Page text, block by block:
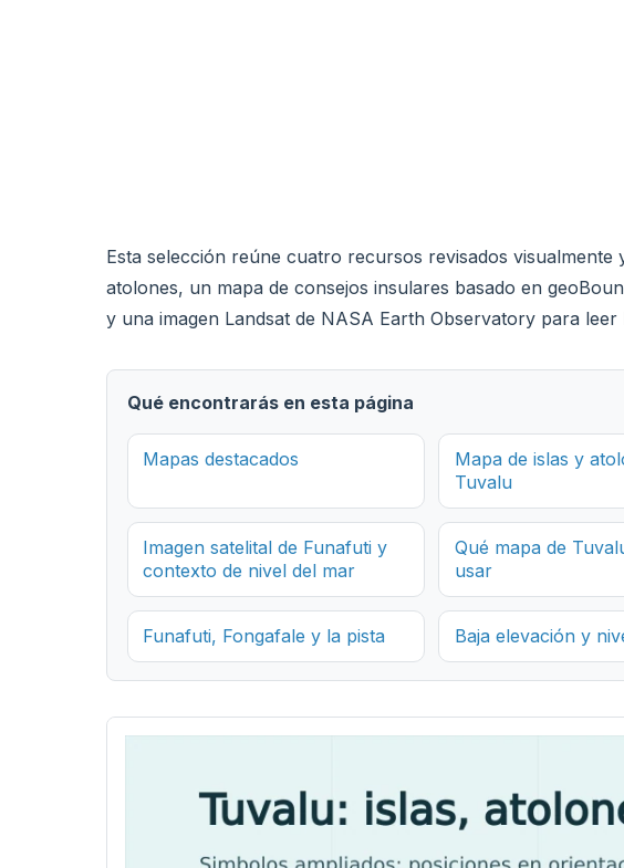
Esta selección reúne cuatro recursos revisados
atolones, un mapa de consejos insulares basado en
y una imagen Landsat de NASA Earth Observatory para
Qué encontrarás en esta página
Mapas destacados
Mapa de islas y
Tuvalu
Imagen satelital de Funafuti y
contexto de nivel del mar
Qué mapa de
usar
Funafuti, Fongafale y la pista Baja elevación y